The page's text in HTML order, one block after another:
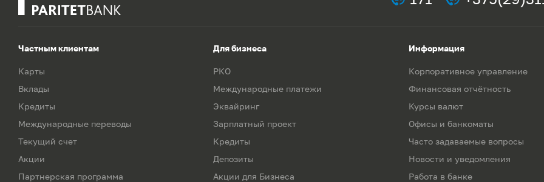
Частным клиентам
Карты
Вклады
Кредиты
Международные переводы
Текущий счет
Акции
Партнерская программа
Для бизнеса
РКО
Международные платежи
Эквайринг
Зарплатный проект
Кредиты
Депозиты
Акции для Бизнеса
Информация
Корпоративное управление
Финансовая отчётность
Курсы валют
Офисы и банкоматы
Часто задаваемые вопросы
Новости и уведомления
Работа в банке